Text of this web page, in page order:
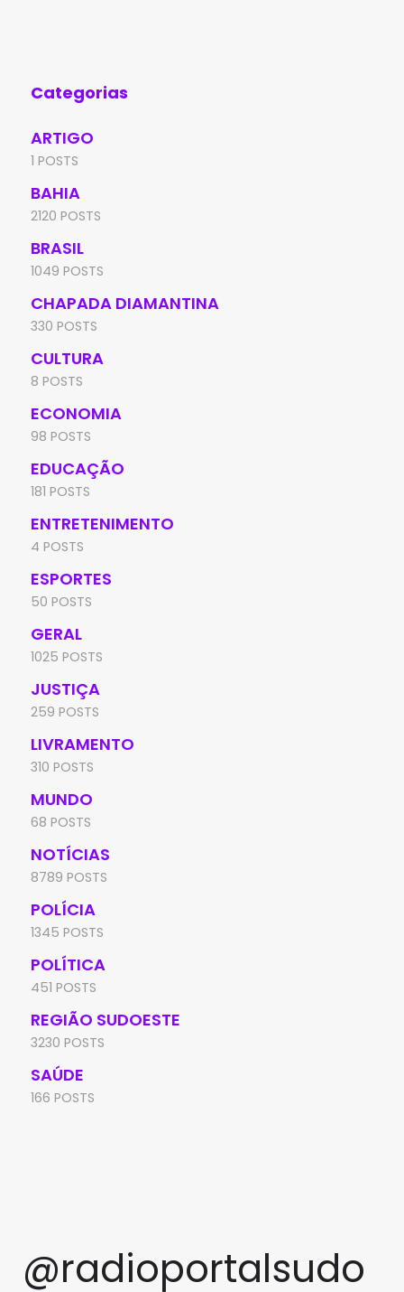
Categorias
ARTIGO
1 POSTS
BAHIA
2120 POSTS
BRASIL
1049 POSTS
CHAPADA DIAMANTINA
330 POSTS
CULTURA
8 POSTS
ECONOMIA
98 POSTS
EDUCAÇÃO
181 POSTS
ENTRETENIMENTO
4 POSTS
ESPORTES
50 POSTS
GERAL
1025 POSTS
JUSTIÇA
259 POSTS
LIVRAMENTO
310 POSTS
MUNDO
68 POSTS
NOTÍCIAS
8789 POSTS
POLÍCIA
1345 POSTS
POLÍTICA
451 POSTS
REGIÃO SUDOESTE
3230 POSTS
SAÚDE
166 POSTS
@radioportalsudo